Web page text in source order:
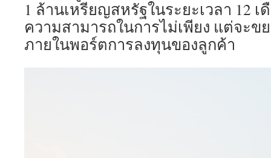
1 ล้านเหรียญสหรัฐในระยะเวลา 12
ความสามารถในการไม่เพียง แต่จะข
ภายในพอร์ตการลงทุนของลูกค้า